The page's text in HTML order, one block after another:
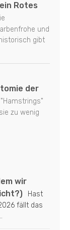
Rotes
und
gibt
der
zu wenig
wir
Hast
fällt das